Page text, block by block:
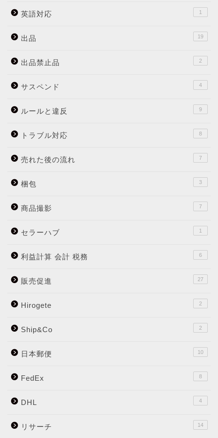
英語対応 1
出品 19
出品禁止品 2
サスペンド 4
ルールと違反 9
トラブル対応 8
売れた後の流れ 7
梱包 3
商品撮影 7
セラーハブ 1
利益計算 会計 税務 6
販売促進 27
Hirogete 2
Ship&Co 2
日本郵便 10
FedEx 8
DHL 4
リサーチ 14